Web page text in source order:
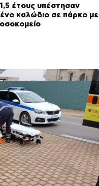
έτους υπέστησαν
καλώδιο σε πάρκο με